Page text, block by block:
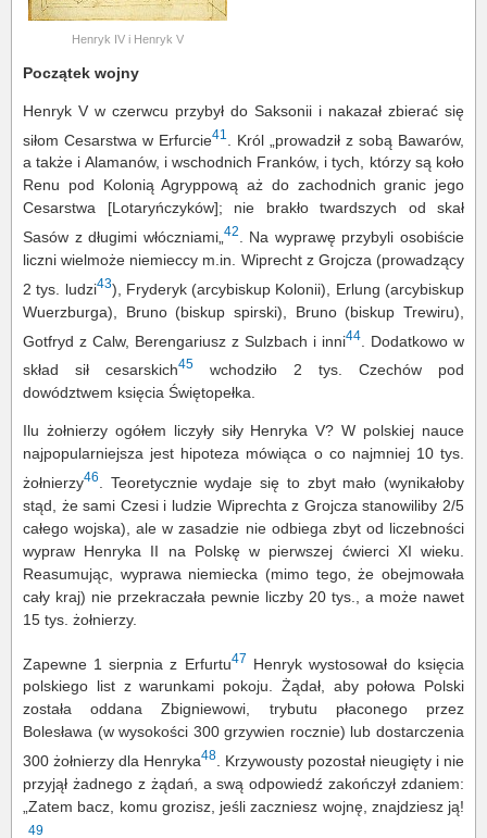
Henryk IV i Henryk V
Początek wojny
Henryk V w czerwcu przybył do Saksonii i nakazał zbierać się
siłom Cesarstwa w Erfurcie41
. Król „prowadził z sobą Bawarów,
a także i Alamanów, i wschodnich Franków, i tych, którzy są koło
Renu pod Kolonią Agryppową aż do zachodnich granic jego
Cesarstwa [Lotaryńczyków]; nie brakło twardszych od skał
Sasów z długimi włóczniami„ 42
. Na wyprawę przybyli osobiście
liczni wielmoże niemieccy m.in. Wiprecht z Grojcza (prowadzący
2 tys. ludzi43), Fryderyk (arcybiskup Kolonii), Erlung (arcybiskup
Wuerzburga), Bruno (biskup spirski), Bruno (biskup Trewiru),
Gotfryd z Calw, Berengariusz z Sulzbach i inni44
. Dodatkowo w
skład sił cesarskich45
wchodziło 2 tys. Czechów pod
dowództwem księcia Świętopełka.
Ilu żołnierzy ogółem liczyły siły Henryka V? W polskiej nauce
najpopularniejsza jest hipoteza mówiąca o co najmniej 10 tys.
żołnierzy46
. Teoretycznie wydaje się to zbyt mało (wynikałoby
stąd, że sami Czesi i ludzie Wiprechta z Grojcza stanowiliby 2/5
całego wojska), ale w zasadzie nie odbiega zbyt od liczebności
wypraw Henryka II na Polskę w pierwszej ćwierci XI wieku.
Reasumując, wyprawa niemiecka (mimo tego, że obejmowała
cały kraj) nie przekraczała pewnie liczby 20 tys., a może nawet
15 tys. żołnierzy.
Zapewne 1 sierpnia z Erfurtu47
Henryk wystosował do księcia
polskiego list z warunkami pokoju. Żądał, aby połowa Polski
została oddana Zbigniewowi, trybutu płaconego przez
Bolesława (w wysokości 300 grzywien rocznie) lub dostarczenia
300 żołnierzy dla Henryka48
. Krzywousty pozostał nieugięty i nie
przyjął żadnego z żądań, a swą odpowiedź zakończył zdaniem:
„Zatem bacz, komu grozisz, jeśli zaczniesz wojnę, znajdziesz ją!
49